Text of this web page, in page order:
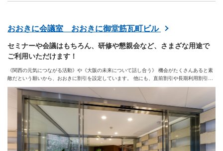
おおきに会議室 おおきに御堂筋瓦町ビル
セミナーや会議はもちろん、研修や懇親会など、さまざな用途で
ご利用いただけます！
《関西の元気につながる活動》や《大阪の未来について話し合う》 機会がたくさんあると素
敵だという願いから、おおきに割引を設定しています。 他にも、直前割引や長期利用割引な
ど、お得な割引制度をご用意しております。 ぜひお気軽にご利用ください。